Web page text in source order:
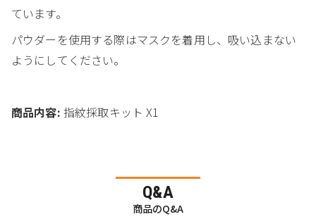
ています。
パウダーを使用する際はマスクを着用し、吸い込まない
ようにしてください。
商品内容: 指紋採取キット X1
Q&A
商品のQ&A